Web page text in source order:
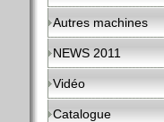
Autres machines
NEWS 2011
Vidéo
Catalogue